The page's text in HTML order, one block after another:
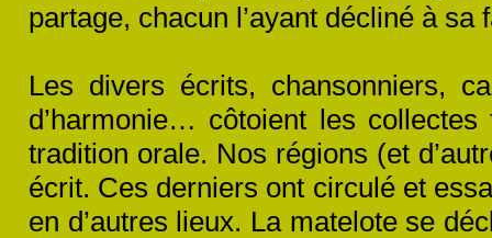
partage, chacun l’ayant décliné à sa
Les divers écrits, chansonniers,
d’harmonie… côtoient les collectes
tradition orale. Nos régions (et
écrit. Ces derniers ont circulé et
en d’autres lieux. La matelote se